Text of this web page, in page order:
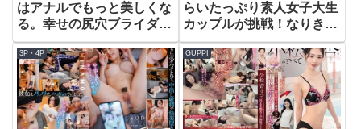
はアナルでもっと美しくな
る。幸せの尻穴ブライダル
エステ 結婚式直前なの
に…マッサージ師の義叔父
さんにこ～っそりゆ～っく
りじ～っくりとアナル開発
されて何度も絶頂してしま
ったワタシ 七碧のあ
らいたっぷり素人女子大生
カップルが挑戦！なりきり
ダッチワイフゲーム！動い
ちゃダメ！声だしちゃダ
メ！感じちゃダメ！！彼氏
が見ている目の前で絶倫
AV男優の凄テクに耐える
ことが出来たら賞金100万
3P・4P GUPPI